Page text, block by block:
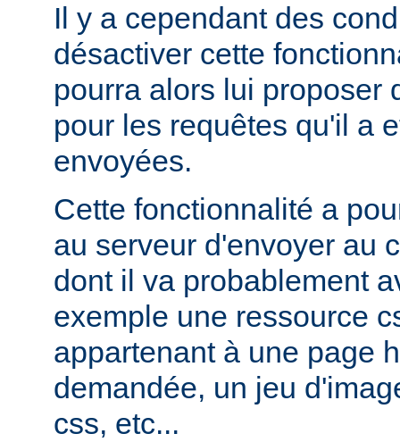
Il y a cependant des
désactiver cette
pourra alors lui proposer
pour les requêtes qu'il a
envoyées.
Cette fonctionnalité a
au serveur d'envoyer au
dont il va probablement
exemple une ressource
appartenant à une page
demandée, un jeu
css, etc...